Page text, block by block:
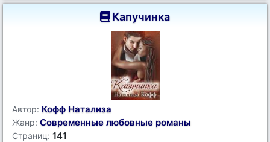
Капучинка
Автор: Кофф Натализа
Жанр: Современные любовные романы
Страниц: 141